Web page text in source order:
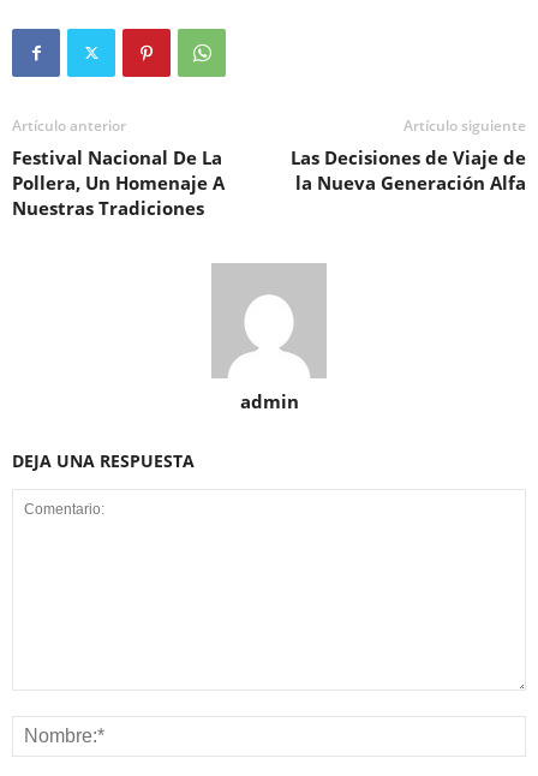
Artículo anterior
Festival Nacional De La
Pollera, Un Homenaje A
Nuestras Tradiciones
Artículo siguiente
Las Decisiones de Viaje de
la Nueva Generación Alfa
admin
DEJA UNA RESPUESTA